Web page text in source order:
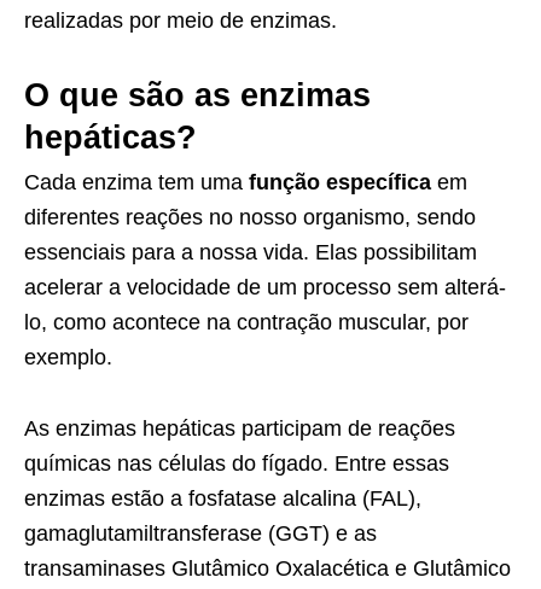
realizadas por meio de enzimas.
O que são as enzimas
hepáticas?
Cada enzima tem uma função específica em
diferentes reações no nosso organismo, sendo
essenciais para a nossa vida. Elas possibilitam
acelerar a velocidade de um processo sem alterá-
lo, como acontece na contração muscular, por
exemplo.
As enzimas hepáticas participam de reações
químicas nas células do fígado. Entre essas
enzimas estão a fosfatase alcalina (FAL),
gamaglutamiltransferase (GGT) e as
transaminases Glutâmico Oxalacética e Glutâmico